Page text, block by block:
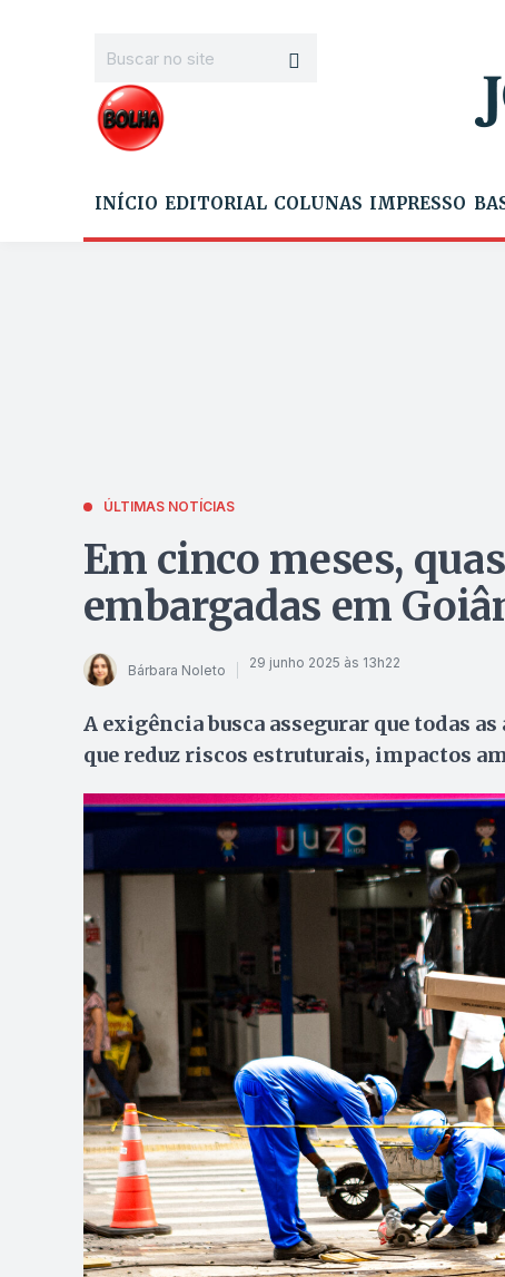
INÍCIO EDITORIAL COLUNAS IMPRESSO
ÚLTIMAS NOTÍCIAS
Em cinco meses,
embargadas em
Bárbara Noleto 29 junho 2025 às 13h22
A exigência busca assegurar que todas
que reduz riscos estruturais, impactos